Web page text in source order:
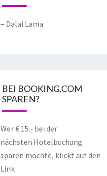
– Dalai Lama
BEI BOOKING.COM
SPAREN?
Wer € 15.- bei der
nächsten Hotelbuchung
sparen möchte, klickt auf den
Link